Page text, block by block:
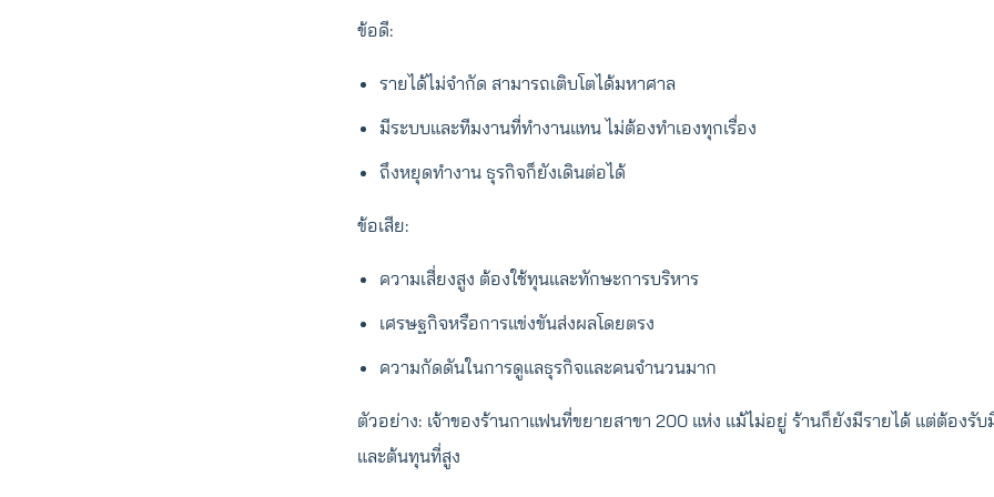
ข้อดี:
รายได้ไม่จำกัด สามารถเติบโตได้มหาศาล
มีระบบและทีมงานที่ทำงานแทน ไม่ต้องทำเองทุกเรื่อง
ถึงหยุดทำงาน ธุรกิจก็ยังเดินต่อได้
ข้อเสีย:
ความเสี่ยงสูง ต้องใช้ทุนและทักษะการบริหาร
เศรษฐกิจหรือการแข่งขันส่งผลโดยตรง
ความกัดดันในการดูแลธุรกิจและคนจำนวนมาก
ตัวอย่าง: เจ้าของร้านกาแฟนที่ขยายสาขา 200 แห่ง แม้ไม่อยู่ ร้านก็ยังมีรายได้ แต่ต้องรั
และต้นทุนที่สูง